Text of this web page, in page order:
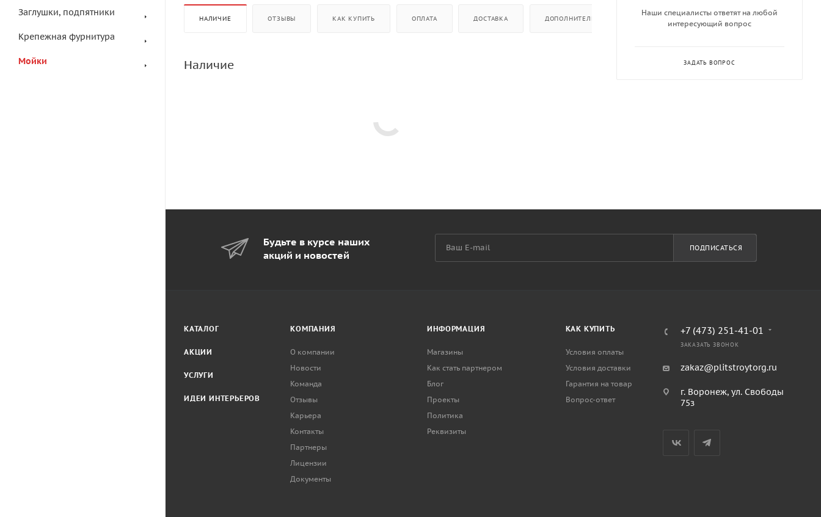
Заглушки, подпятники
Крепежная фурнитура
Мойки
НАЛИЧИЕ ОТЗЫВЫ КАК КУПИТЬ ОПЛАТА ДОСТАВКА ДОПОЛНИТЕЛЬНО
Наличие
Наши специалисты ответят на любой
интересующий вопрос
ЗАДАТЬ ВОПРОС
Будьте в курсе наших
акций и новостей
ПОДПИСАТЬСЯ
КАТАЛОГ
АКЦИИ
УСЛУГИ
ИДЕИ ИНТЕРЬЕРОВ
КОМПАНИЯ
О компании
Новости
Команда
Отзывы
Карьера
Контакты
Партнеры
Лицензии
Документы
ИНФОРМАЦИЯ
Магазины
Как стать партнером
Блог
Проекты
Политика
Реквизиты
КАК КУПИТЬ
Условия оплаты
Условия доставки
Гарантия на товар
Вопрос-ответ
+7 (473) 251-41-01
ЗАКАЗАТЬ ЗВОНОК
zakaz@plitstroytorg.ru
г. Воронеж, ул. Свободы
75з